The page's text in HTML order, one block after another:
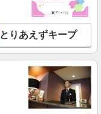
とりあえずキープ